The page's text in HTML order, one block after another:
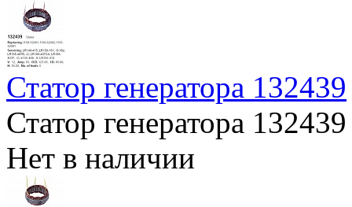
Статор генератора 132439
Статор генератора 132439
Нет в наличии